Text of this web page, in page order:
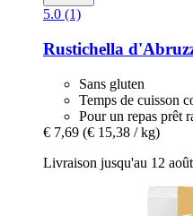
5.0 (1)
Rustichella
Sans gluten
Temps de cuisson
Pour un repas prêt
€ 7,69 (€ 15,38 / kg)
Livraison jusqu'au 12 août